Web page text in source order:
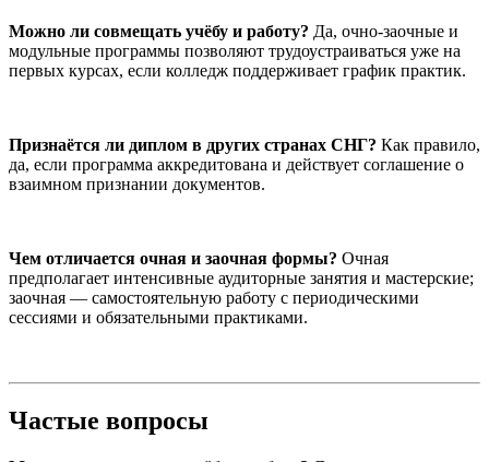
Можно ли совмещать учёбу и работу? Да, очно-заочные и
модульные программы позволяют трудоустраиваться уже на
первых курсах, если колледж поддерживает график практик.
Признаётся ли диплом в других странах СНГ? Как правило,
да, если программа аккредитована и действует соглашение о
взаимном признании документов.
Чем отличается очная и заочная формы? Очная
предполагает интенсивные аудиторные занятия и мастерские;
заочная — самостоятельную работу с периодическими
сессиями и обязательными практиками.
Частые вопросы